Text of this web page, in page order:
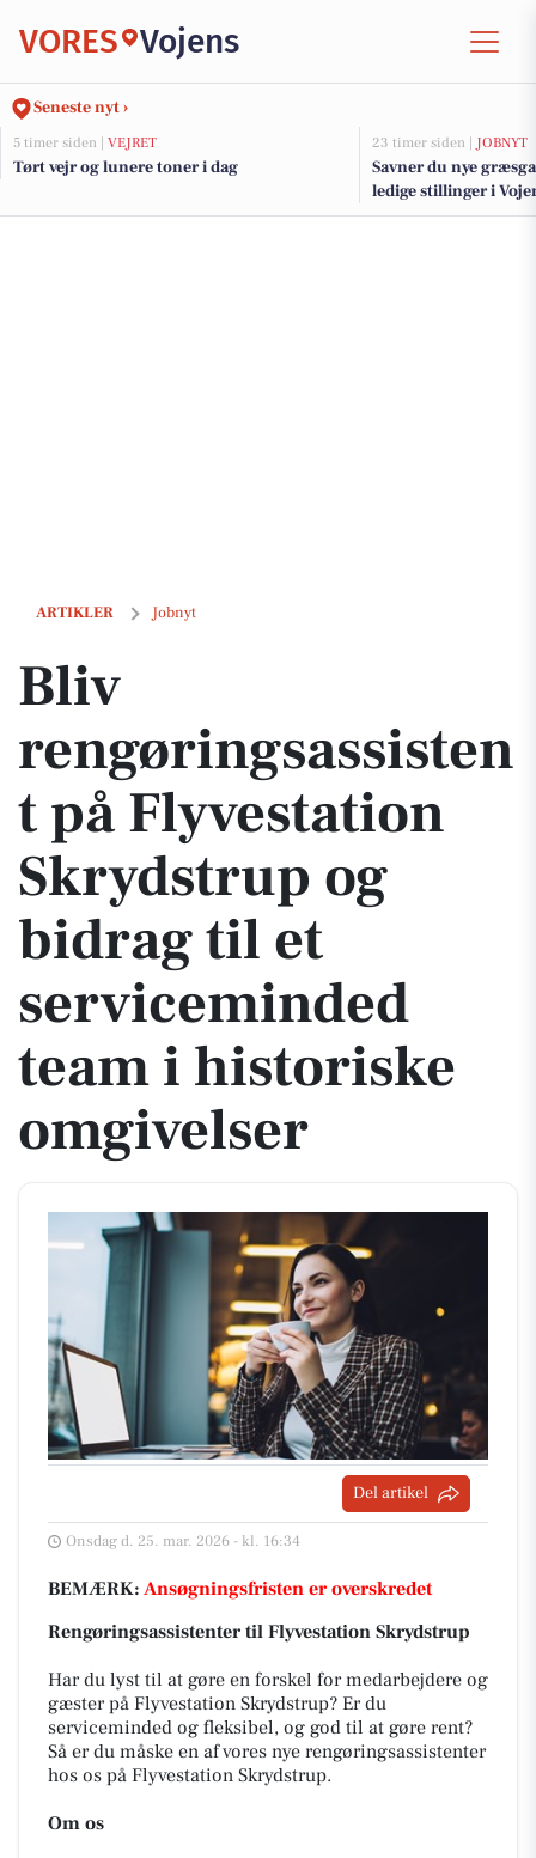
VORES Vojens
Seneste nyt ›
5 timer siden | VEJRET
Tørt vejr og lunere toner i dag
23 timer siden | JOBNYT
Savner du nye
ledige stillinger i
ARTIKLER Jobnyt
Bliv rengøringsassistent på Flyvestation Skrydstrup og bidrag til et
Bliv
rengøringsassisten
t på Flyvestation
Skrydstrup og
bidrag til et
serviceminded
team i historiske
omgivelser
Del artikel
Onsdag d. 25. mar. 2026 - kl. 16:34
BEMÆRK: Ansøgningsfristen er overskredet
Rengøringsassistenter til Flyvestation Skrydstrup
Har du lyst til at gøre en forskel for medarbejdere og
gæster på Flyvestation Skrydstrup? Er du
serviceminded og fleksibel, og god til at gøre rent?
Så er du måske en af vores nye rengøringsassistenter
hos os på Flyvestation Skrydstrup.
Om os